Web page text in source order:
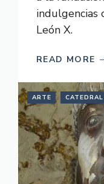
indulgencias
León X.
READ MORE
ARTE CATEDRAL